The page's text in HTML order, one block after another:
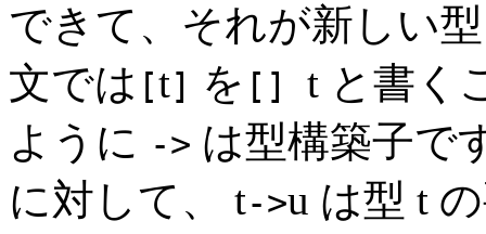
できて、それが新しい
文では [t] を [] t と書く
ように -> は型構築子で
に対して、 t->u は型 t